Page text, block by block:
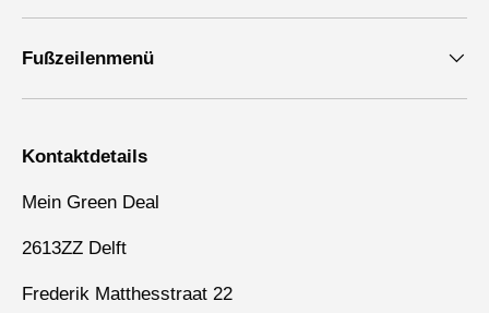
Fußzeilenmenü
Kontaktdetails
Mein Green Deal
2613ZZ Delft
Frederik Matthesstraat 22